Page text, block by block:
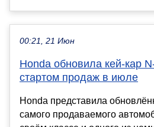
00:21, 21 Июн
Honda обновила кей-кар
стартом продаж в июле
Honda представила
самого продаваемого